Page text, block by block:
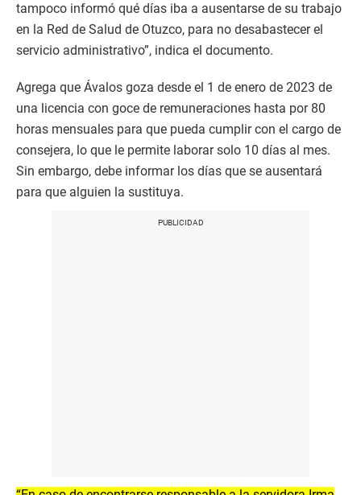
tampoco informó qué días iba a ausentarse de su trabajo
en la Red de Salud de Otuzco, para no desabastecer el
servicio administrativo”, indica el documento.
Agrega que Ávalos goza desde el 1 de enero de 2023 de
una licencia con goce de remuneraciones hasta por 80
horas mensuales para que pueda cumplir con el cargo de
consejera, lo que le permite laborar solo 10 días al mes.
Sin embargo, debe informar los días que se ausentará
para que alguien la sustituya.